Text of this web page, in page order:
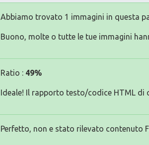
Abbiamo trovato 1 immagini in questa
Buono, molte o tutte le tue immagini
Ratio : 49%
Ideale! Il rapporto testo/codice HTML di
Perfetto, non e stato rilevato contenuto